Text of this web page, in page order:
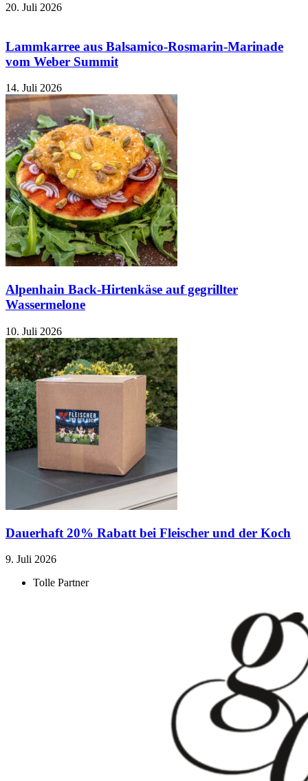
20. Juli 2026
Lammkarree aus Balsamico-Rosmarin-Marinade
vom Weber Summit
14. Juli 2026
Alpenhain Back-Hirtenkäse auf gegrillter
Wassermelone
10. Juli 2026
Dauerhaft 20% Rabatt bei Fleischer und der Koch
9. Juli 2026
Tolle Partner